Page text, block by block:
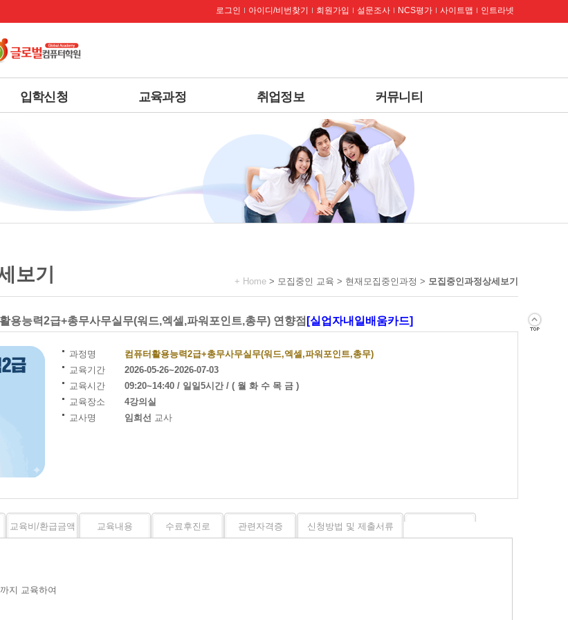
로그인 아이디/비번찾기 회원가입 설문조사 NCS평가 사이트맵 인트라넷
입학신청 교육과정 취업정보 커뮤니티
보기 + Home > 모집중인 교육 > 현재모집중인과정 > 모집중인과정상세보기
용능력2급+총무사무실무(워드,엑셀,파워포인트,총무) 연향점 [실업자내일배움카드]
과정명
컴퓨터활용능력2급+총무사무실무(워드,엑셀,파워포인트,총무)
교육기간
2026-05-26~2026-07-03
교육시간
09:20~14:40 / 일일5시간 / ( 월 화 수 목 금 )
교육장소
4강의실
교사명
임희선 교사
교육비/환급금액 교육내용 수료후진로 관련자격증 신청방법 및 제출서류
지 교육하여